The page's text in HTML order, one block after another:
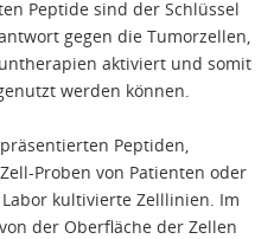
Peptide sind der Schlüssel
gegen die Tumorzellen,
aktiviert und somit
werden können.
Peptiden,
Proben von Patienten oder
kultivierte Zelllinien. Im
der Oberfläche der Zellen